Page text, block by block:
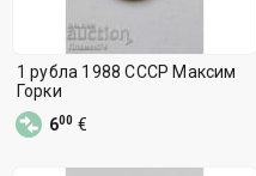
1 рубла 1988 СССР Максим
Горки
600 €